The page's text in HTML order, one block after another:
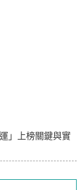
」上榜關鍵與實